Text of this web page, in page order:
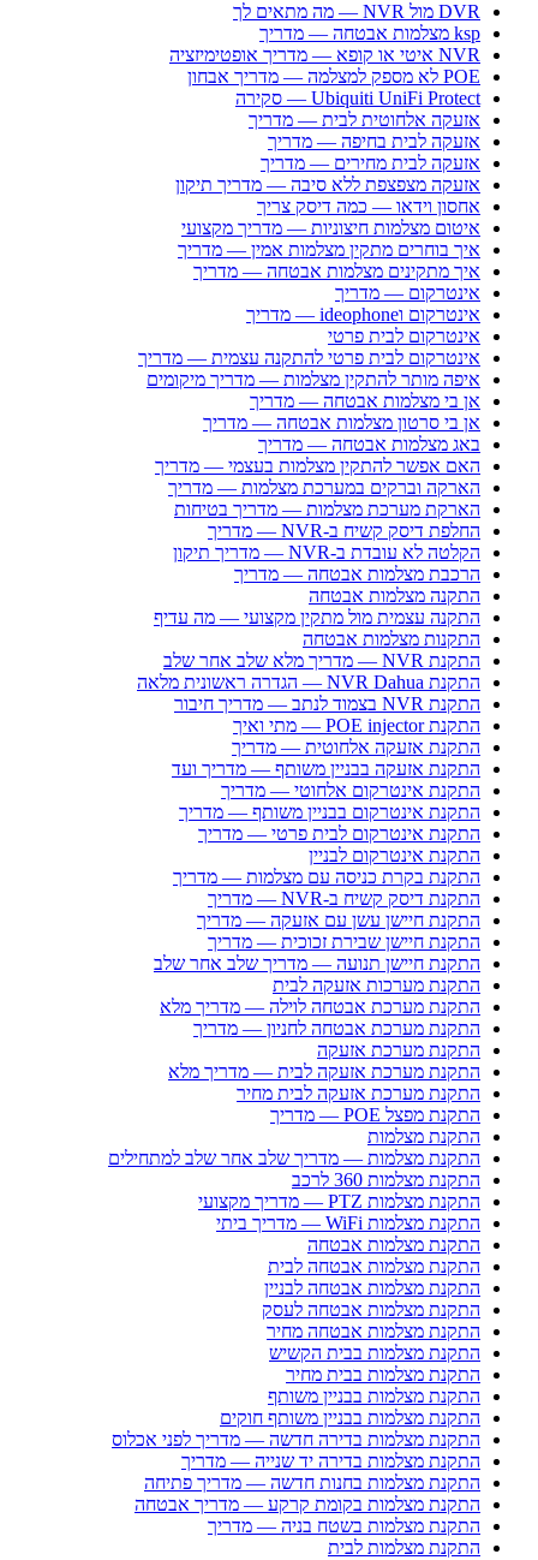
DVR מול NVR — מה מתאים לך
ksp מצלמות אבטחה — מדריך
NVR איטי או קופא — מדריך אופטימיזציה
POE לא מספק למצלמה — מדריך אבחון
Ubiquiti UniFi Protect — סקירה
אזעקה אלחוטית לבית — מדריך
אזעקה לבית בחיפה — מדריך
אזעקה לבית מחירים — מדריך
אזעקה מצפצפת ללא סיבה — מדריך תיקון
אחסון וידאו — כמה דיסק צריך
איטום מצלמות חיצוניות — מדריך מקצועי
איך בוחרים מתקין מצלמות אמין — מדריך
איך מתקינים מצלמות אבטחה — מדריך
אינטרקום — מדריך
אינטרקום וideophone — מדריך
אינטרקום לבית פרטי
אינטרקום לבית פרטי להתקנה עצמית — מדריך
איפה מותר להתקין מצלמות — מדריך מיקומים
אן בי מצלמות אבטחה — מדריך
אן בי סרטון מצלמות אבטחה — מדריך
באג מצלמות אבטחה — מדריך
האם אפשר להתקין מצלמות בעצמי — מדריך
הארקה וברקים במערכת מצלמות — מדריך
הארקת מערכת מצלמות — מדריך בטיחות
החלפת דיסק קשיח ב-NVR — מדריך
הקלטה לא עובדת ב-NVR — מדריך תיקון
הרכבת מצלמות אבטחה — מדריך
התקנה מצלמות אבטחה
התקנה עצמית מול מתקין מקצועי — מה עדיף
התקנות מצלמות אבטחה
התקנת NVR — מדריך מלא שלב אחר שלב
התקנת NVR Dahua — הגדרה ראשונית מלאה
התקנת NVR בצמוד לנתב — מדריך חיבור
התקנת POE injector — מתי ואיך
התקנת אזעקה אלחוטית — מדריך
התקנת אזעקה בבניין משותף — מדריך ועד
התקנת אינטרקום אלחוטי — מדריך
התקנת אינטרקום בבניין משותף — מדריך
התקנת אינטרקום לבית פרטי — מדריך
התקנת אינטרקום לבניין
התקנת בקרת כניסה עם מצלמות — מדריך
התקנת דיסק קשיח ב-NVR — מדריך
התקנת חיישן עשן עם אזעקה — מדריך
התקנת חיישן שבירת זכוכית — מדריך
התקנת חיישן תנועה — מדריך שלב אחר שלב
התקנת מערכות אזעקה לבית
התקנת מערכת אבטחה לוילה — מדריך מלא
התקנת מערכת אבטחה לחניון — מדריך
התקנת מערכת אזעקה
התקנת מערכת אזעקה לבית — מדריך מלא
התקנת מערכת אזעקה לבית מחיר
התקנת מפצל POE — מדריך
התקנת מצלמות
התקנת מצלמות — מדריך שלב אחר שלב למתחילים
התקנת מצלמות 360 לרכב
התקנת מצלמות PTZ — מדריך מקצועי
התקנת מצלמות WiFi — מדריך ביתי
התקנת מצלמות אבטחה
התקנת מצלמות אבטחה לבית
התקנת מצלמות אבטחה לבניין
התקנת מצלמות אבטחה לעסק
התקנת מצלמות אבטחה מחיר
התקנת מצלמות בבית הקשיש
התקנת מצלמות בבית מחיר
התקנת מצלמות בבניין משותף
התקנת מצלמות בבניין משותף חוקים
התקנת מצלמות בדירה חדשה — מדריך לפני אכלוס
התקנת מצלמות בדירה יד שנייה — מדריך
התקנת מצלמות בחנות חדשה — מדריך פתיחה
התקנת מצלמות בקומת קרקע — מדריך אבטחה
התקנת מצלמות בשטח בניה — מדריך
התקנת מצלמות לבית